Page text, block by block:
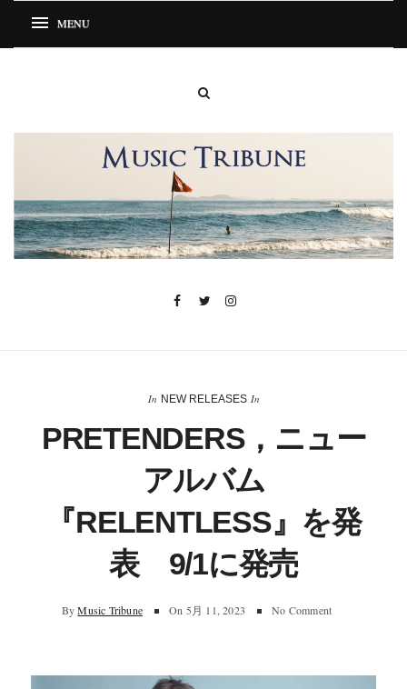
In NEW RELEASES In
PRETENDERS，ニュー
アルバム
『RELENTLESS』を発
表 9/1に発売
By Music Tribune On 5月 11, 2023 No Comment